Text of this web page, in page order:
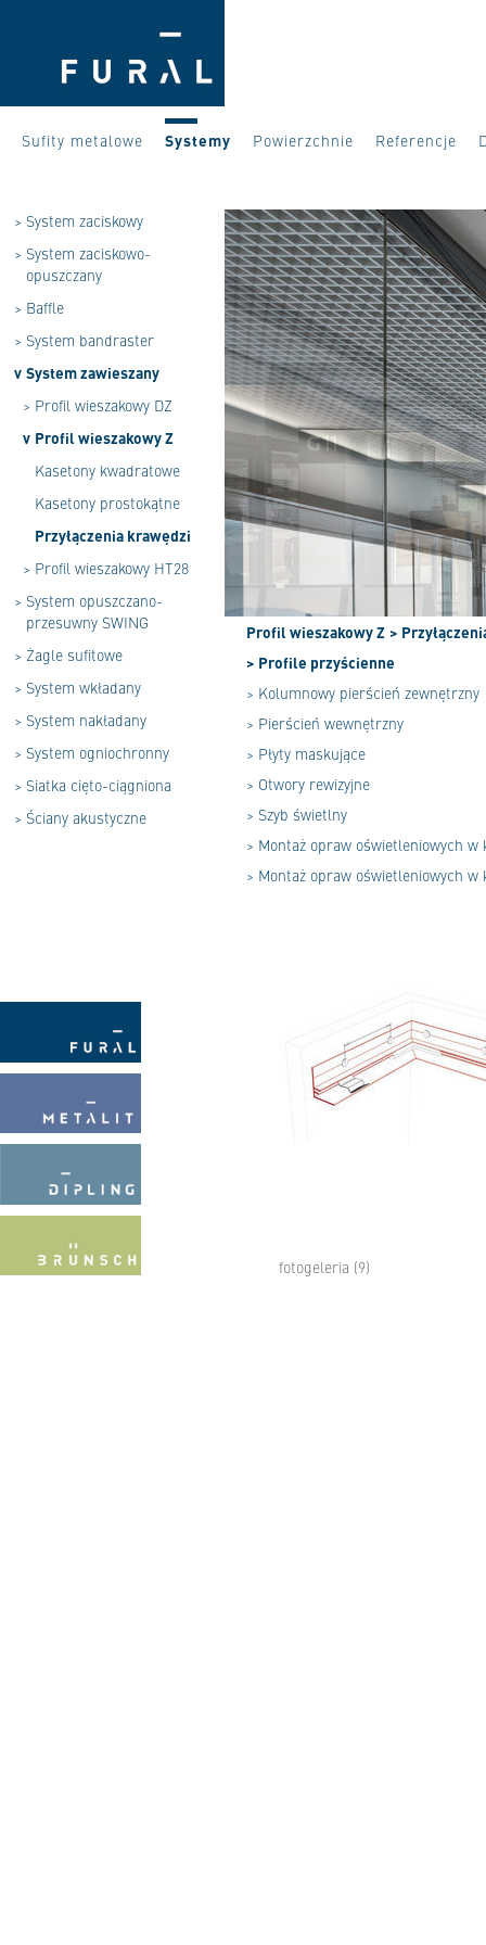
Sufity metalowe Systemy Powierzchnie Referencje
> System zaciskowy
> System zaciskowo-
opuszczany
> Baffle
> System bandraster
v System zawieszany
> Profil wieszakowy DZ
v Profil wieszakowy Z
Kasetony kwadratowe
Kasetony prostokątne
Przyłączenia krawędzi
> Profil wieszakowy HT28
> System opuszczano-
przesuwny SWING
> Żagle sufitowe
> System wkładany
> System nakładany
> System ogniochronny
> Siatka cięto-ciągniona
> Ściany akustyczne
Profil wieszakowy Z >
> Profile przyścienne
> Kolumnowy pierścień zewnętrzny
> Pierścień wewnętrzny
> Płyty maskujące
> Otwory rewizyjne
> Szyb świetlny
> Montaż opraw oświetleniowych
> Montaż opraw oświetleniowych
fotogeleria (9)